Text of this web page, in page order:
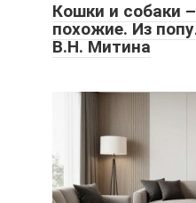
Кошки и собаки
похожие. Из
В.Н. Митина